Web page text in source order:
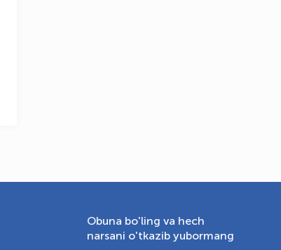
Obuna bo'ling va hech
narsani o'tkazib yubormang